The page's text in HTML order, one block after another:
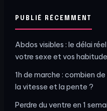
PUBLIÉ RÉCEMMENT
Abdos visibles : le délai
votre sexe et vos
1h de marche : combien
la vitesse et la pente ?
Perdre du ventre en 1